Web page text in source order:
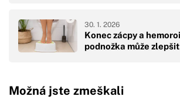
Konec zácpy a
podnožka může
30. 1. 2026
Možná jste zmeškali